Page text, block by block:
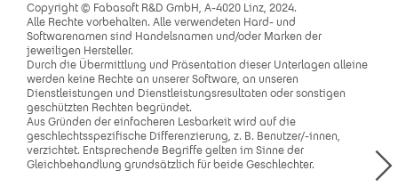
Copyright © Fabasoft R&D GmbH, A-4020 Linz, 2024.
Alle Rechte vorbehalten. Alle verwendeten Hard- und
Softwarenamen sind Handelsnamen und/oder Marken der
jeweiligen Hersteller.
Durch die Übermittlung und Präsentation dieser Unterlagen alleine
werden keine Rechte an unserer Software, an unseren
Dienstleistungen und Dienstleistungsresultaten oder sonstigen
geschützten Rechten begründet.
Aus Gründen der einfacheren Lesbarkeit wird auf die
geschlechtsspezifische Differenzierung, z. B. Benutzer/-innen,
verzichtet. Entsprechende Begriffe gelten im Sinne der
Gleichbehandlung grundsätzlich für beide Geschlechter.